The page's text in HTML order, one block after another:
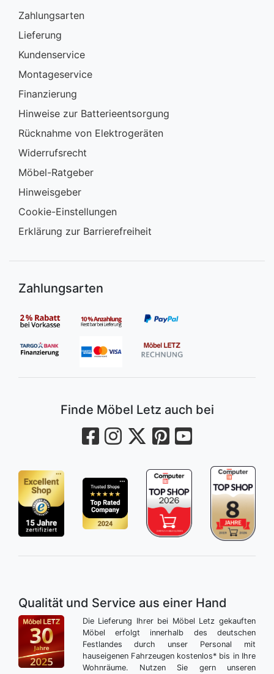
Zahlungsarten
Lieferung
Kundenservice
Montageservice
Finanzierung
Hinweise zur Batterieentsorgung
Rücknahme von Elektrogeräten
Widerrufsrecht
Möbel-Ratgeber
Hinweisgeber
Cookie-Einstellungen
Erklärung zur Barrierefreiheit
Zahlungsarten
Finde Möbel Letz auch bei
Qualität und Service aus einer Hand
Die Lieferung Ihrer bei Möbel Letz gekauften
Möbel erfolgt innerhalb des deutschen
Festlandes durch unser Personal mit
hauseigenen Fahrzeugen kostenlos* bis in Ihre
Wohnräume. Nutzen Sie gern unseren